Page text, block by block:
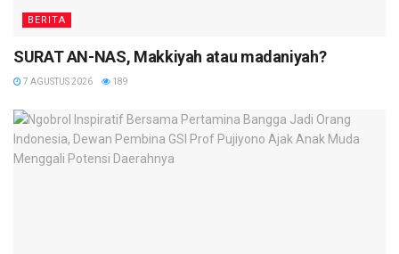
BERITA
SURAT AN-NAS, Makkiyah atau madaniyah?
7 AGUSTUS 2026 189